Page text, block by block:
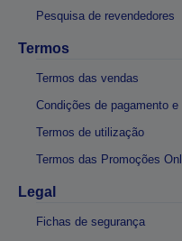
Pesquisa de revendedores
Termos
Termos das vendas
Condições de pagamento e
Termos de utilização
Termos das Promoções
Legal
Fichas de segurança